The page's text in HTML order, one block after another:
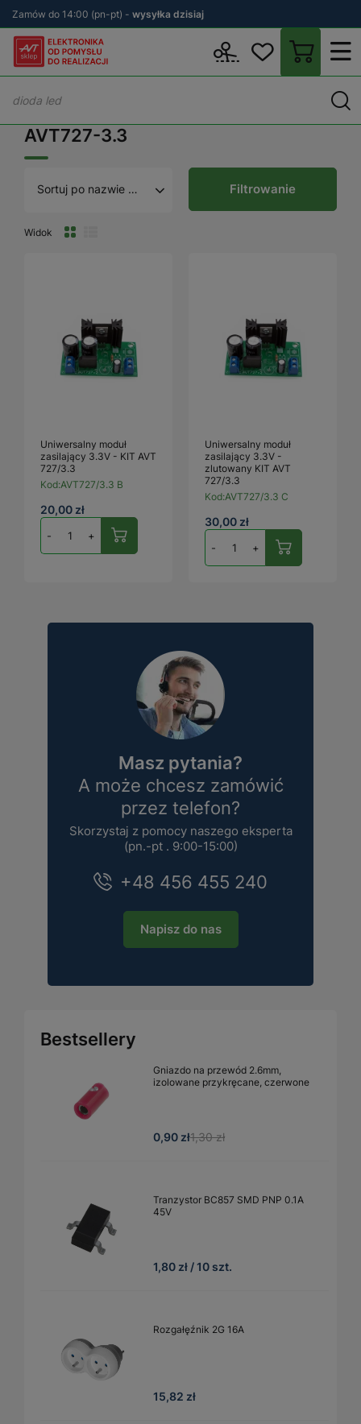
Zamów do 14:00 (pn-pt) - wysyłka dzisiaj
AVT727-3.3
Sortuj po nazwie A - Z
Widok
Filtrowanie
Uniwersalny moduł
zasilający 3.3V - KIT AVT
727/3.3
Kod:AVT727/3.3 B
20,00 zł
- +
Uniwersalny moduł
zasilający 3.3V -
zlutowany KIT AVT
727/3.3
Kod:AVT727/3.3 C
30,00 zł
- +
Masz pytania?
A może chcesz zamówić
przez telefon?
Skorzystaj z pomocy naszego eksperta
(pn.-pt . 9:00-15:00)
+48 456 455 240
Napisz do nas
Bestsellery
Gniazdo na przewód 2.6mm,
izolowane przykręcane, czerwone
0,90 zł1,30 zł
Tranzystor BC857 SMD PNP 0.1A
45V
1,80 zł / 10 szt.
Rozgałęźnik 2G 16A
15,82 zł